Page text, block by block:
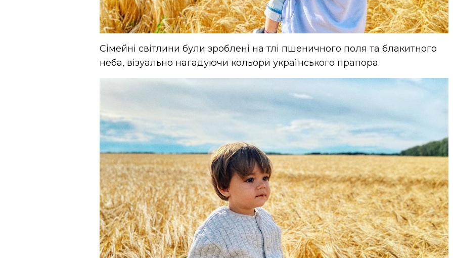
Сімейні світлини були зроблені на тлі пшеничного поля та блакитного
неба, візуально нагадуючи кольори українського прапора.